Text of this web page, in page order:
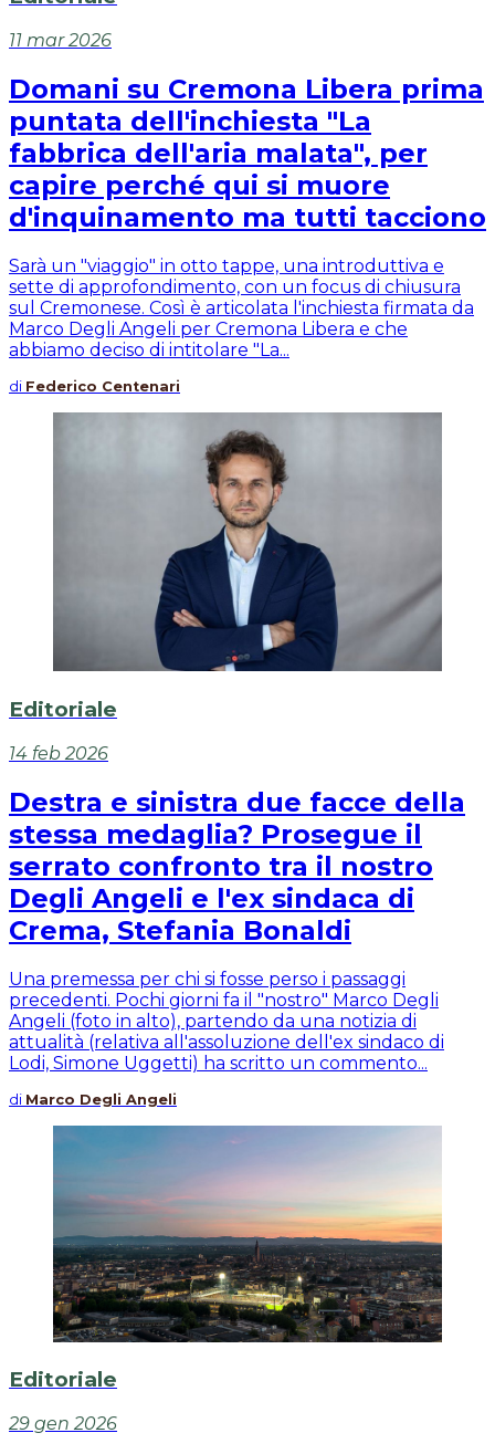
11 mar 2026
Domani su Cremona Libera prima
puntata dell'inchiesta "La
fabbrica dell'aria malata", per
capire perché qui si muore
d'inquinamento ma tutti tacciono
Sarà un "viaggio" in otto tappe, una introduttiva e
sette di approfondimento, con un focus di chiusura
sul Cremonese. Così è articolata l'inchiesta firmata da
Marco Degli Angeli per Cremona Libera e che
abbiamo deciso di intitolare "La...
di Federico Centenari
Editoriale
14 feb 2026
Destra e sinistra due facce della
stessa medaglia? Prosegue il
serrato confronto tra il nostro
Degli Angeli e l'ex sindaca di
Crema, Stefania Bonaldi
Una premessa per chi si fosse perso i passaggi
precedenti. Pochi giorni fa il "nostro" Marco Degli
Angeli (foto in alto), partendo da una notizia di
attualità (relativa all'assoluzione dell'ex sindaco di
Lodi, Simone Uggetti) ha scritto un commento...
di Marco Degli Angeli
Editoriale
29 gen 2026